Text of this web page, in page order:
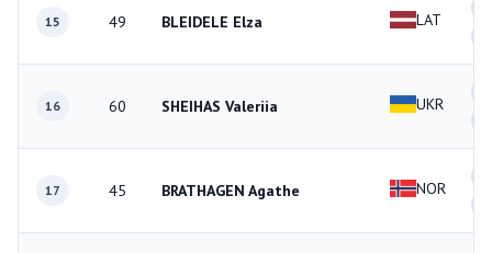
15 49 BLEIDELE Elza LAT
16 60 SHEIHAS Valeriia UKR
17 45 BRATHAGEN Agathe NOR